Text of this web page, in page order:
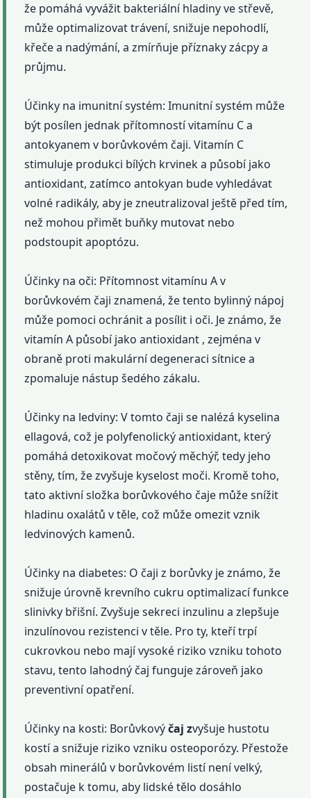
že pomáhá vyvážit bakteriální hladiny ve střevě,
může optimalizovat trávení, snižuje nepohodlí,
křeče a nadýmání, a zmírňuje příznaky zácpy a
průjmu.
Účinky na imunitní systém: Imunitní systém může
být posílen jednak přítomností vitamínu C a
antokyanem v borůvkovém čaji. Vitamín C
stimuluje produkci bílých krvinek a působí jako
antioxidant, zatímco antokyan bude vyhledávat
volné radikály, aby je zneutralizoval ještě před tím,
než mohou přimět buňky mutovat nebo
podstoupit apoptózu.
Účinky na oči: Přítomnost vitamínu A v
borůvkovém čaji znamená, že tento bylinný nápoj
může pomoci ochránit a posílit i oči. Je známo, že
vitamín A působí jako antioxidant , zejména v
obraně proti makulární degeneraci sítnice a
zpomaluje nástup šedého zákalu.
Účinky na ledviny: V tomto čaji se nalézá kyselina
ellagová, což je polyfenolický antioxidant, který
pomáhá detoxikovat močový měchýř, tedy jeho
stěny, tím, že zvyšuje kyselost moči. Kromě toho,
tato aktivní složka borůvkového čaje může snížit
hladinu oxalátů v těle, což může omezit vznik
ledvinových kamenů.
Účinky na diabetes: O čaji z borůvky je známo, že
snižuje úrovně krevního cukru optimalizací funkce
slinivky břišní. Zvyšuje sekreci inzulinu a zlepšuje
inzulínovou rezistenci v těle. Pro ty, kteří trpí
cukrovkou nebo mají vysoké riziko vzniku tohoto
stavu, tento lahodný čaj funguje zároveň jako
preventivní opatření.
Účinky na kosti: Borůvkovýčaj zvyšuje hustotu
kostí a snižuje riziko vzniku osteoporózy. Přestože
obsah minerálů v borůvkovém listí není velký,
postačuje k tomu, aby lidské tělo dosáhlo